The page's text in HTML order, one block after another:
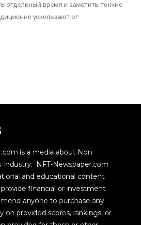
отдельный время и заметить тонкие
ускользают от
is a media about Non
Industry. NFT-Newspaper.com
and educational content
financial or investment
anyone to purchase any
on provided scores, rankings, or